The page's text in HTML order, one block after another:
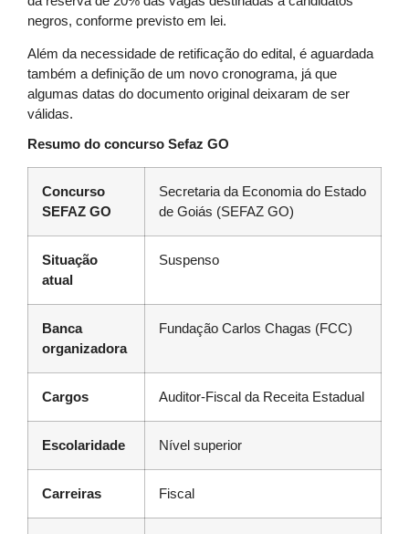
negros, conforme previsto em lei.
Além da necessidade de retificação do edital, é aguardada
também a definição de um novo cronograma, já que
algumas datas do documento original deixaram de ser
válidas.
Resumo do concurso Sefaz GO
Concurso
SEFAZ GO
Secretaria da Economia do Estado
de Goiás (SEFAZ GO)
Situação
atual
Suspenso
Banca
organizadora
Fundação Carlos Chagas (FCC)
Cargos Auditor-Fiscal da Receita Estadual
Escolaridade Nível superior
Carreiras Fiscal